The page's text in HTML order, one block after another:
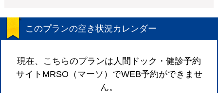
このプランの空き状況カレンダー
現在、こちらのプランは人間ドック・健診予約
サイトMRSO（マーソ）でWEB予約ができませ
ん。